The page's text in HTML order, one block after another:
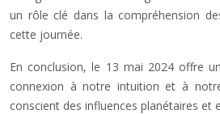
un rôle clé dans la compréhension
cette journée.
En conclusion, le 13 mai 2024 offre
connexion à notre intuition et à
conscient des influences planétaires et